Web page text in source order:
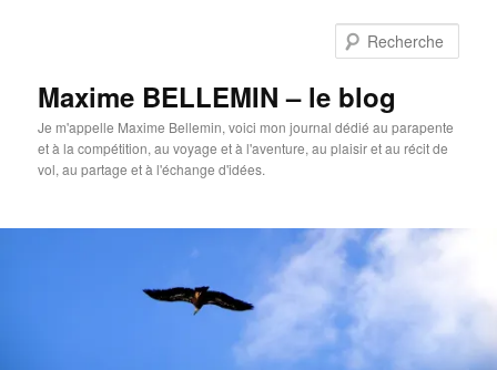
Maxime BELLEMIN – le blog
Je m'appelle Maxime Bellemin, voici mon journal dédié au parapente
et à la compétition, au voyage et à l'aventure, au plaisir et au récit de
vol, au partage et à l'échange d'idées.